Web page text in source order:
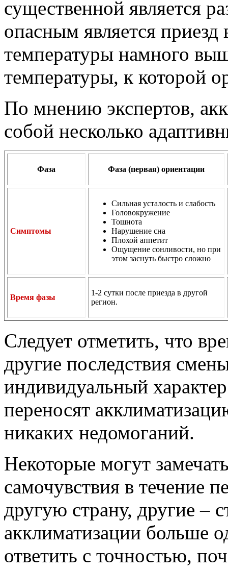
существенной является
опасным является приезд
температуры намного
температуры, к которой
По мнению экспертов,
собой несколько
Фаза Фаза (первая) ориентации
Симптомы
Сильная усталость и слабость
Головокружение
Тошнота
Нарушение сна
Плохой аппетит
Ощущение сонливости, но при
этом заснуть быстро сложно
Время фазы
1-2 сутки после приезда в другой
регион.
Следует отметить, что
другие последствия
индивидуальный
переносят
никаких недомоганий.
Некоторые могут
самочувствия в течение
другую страну, другие –
акклиматизации больше
ответить с точностью,